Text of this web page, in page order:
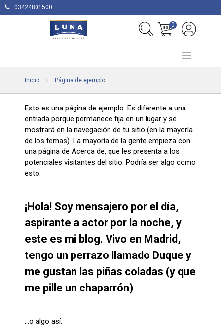
03424801500
0
Inicio Página de ejemplo
Esto es una página de ejemplo. Es diferente a una
entrada porque permanece fija en un lugar y se
mostrará en la navegación de tu sitio (en la mayoría
de los temas). La mayoría de la gente empieza con
una página de Acerca de, que les presenta a los
potenciales visitantes del sitio. Podría ser algo como
esto:
¡Hola! Soy mensajero por el día,
aspirante a actor por la noche, y
este es mi blog. Vivo en Madrid,
tengo un perrazo llamado Duque y
me gustan las piñas coladas (y que
me pille un chaparrón)
…o algo así: